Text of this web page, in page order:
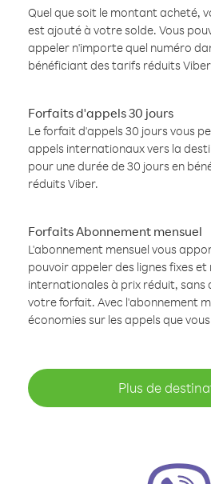
Quel que soit le montant acheté,
est ajouté à votre solde. Vous
appeler n'importe quel numéro
bénéficiant des tarifs réduits
Forfaits d'appels 30 jours
Le forfait d'appels 30 jours vous
appels internationaux vers la
pour une durée de 30 jours en
réduits Viber.
Forfaits Abonnement mensuel
L'abonnement mensuel vous
pouvoir appeler des lignes fixes et
internationales à prix réduit, sans
votre forfait. Avec l'abonnement
économies sur les appels que
Plus de